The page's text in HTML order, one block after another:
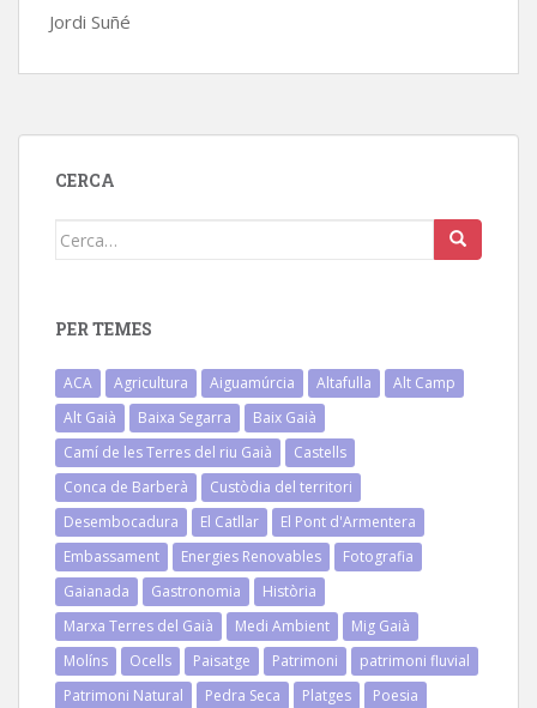
Jordi Suñé
CERCA
Cerca:
PER TEMES
ACA Agricultura Aiguamúrcia Altafulla
Alt Camp
Alt Gaià
Baixa Segarra
Baix Gaià
Camí de les Terres del riu Gaià
Castells
Conca de Barberà
Custòdia del territori
Desembocadura
El Catllar
El Pont d'Armentera
Embassament
Energies Renovables
Fotografia
Gaianada
Gastronomia
Història
Marxa Terres del Gaià
Medi Ambient
Mig Gaià
Molíns
Ocells Paisatge Patrimoni
patrimoni fluvial
Patrimoni Natural
Pedra Seca Platges
Poesia